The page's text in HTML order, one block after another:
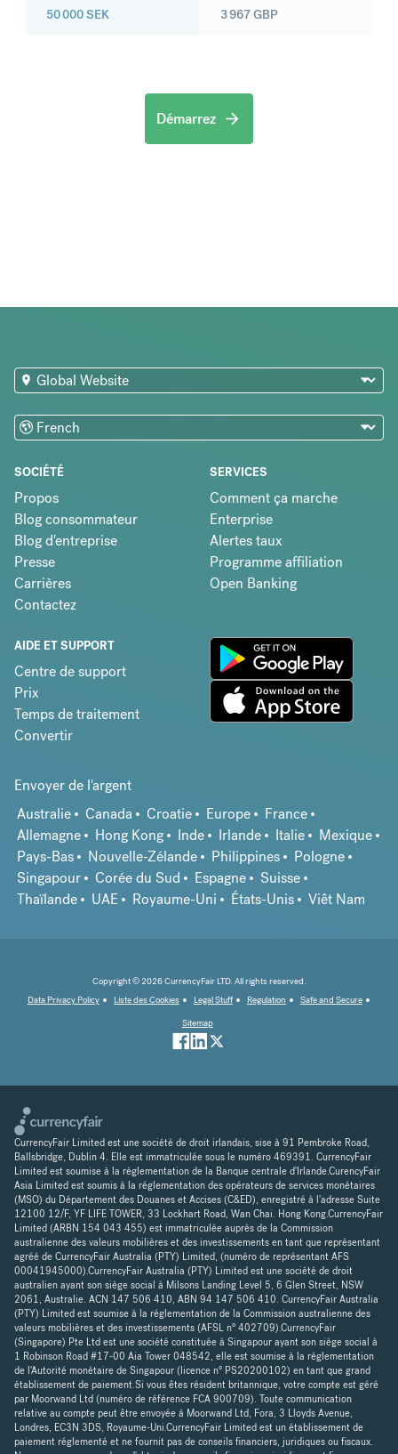
50 000SEK 3 967GBP
Démarrez
SOCIÉTÉ
Propos
Blog consommateur
Blog d'entreprise
Presse
Carrières
Contactez
SERVICES
Comment ça marche
Enterprise
Alertes taux
Programme affiliation
Open Banking
AIDE ET SUPPORT
Centre de support
Prix
Temps de traitement
Convertir
Envoyer de l'argent
Australie
Canada Croatie Europe
France
Allemagne
Hong Kong Inde Irlande Italie
Mexique
Pays-Bas
Nouvelle-Zélande Philippines
Pologne
Singapour
Corée du Sud Espagne
Suisse
Thaïlande
UAE Royaume-Uni États-Unis Viêt Nam
Copyright © 2026 CurrencyFair LTD. All rights reserved.
Data Privacy Policy
Liste des Cookies Legal Stuff Regulation
Safe and Secure
Sitemap
CurrencyFair Limited est une société de droit irlandais, sise à 91 Pembroke Road,
Ballsbridge, Dublin 4. Elle est immatriculée sous le numéro 469391. CurrencyFair
Limited est soumise à la réglementation de la Banque centrale d'Irlande.CurencyFair
Asia Limited est soumis à la réglementation des opérateurs de services monétaires
(MSO) du Département des Douanes et Accises (C&ED), enregistré à l'adresse Suite
12100 12/F, YF LIFE TOWER, 33 Lockhart Road, Wan Chai. Hong Kong.CurrencyFair
Limited (ARBN 154 043 455) est immatriculée auprès de la Commission
australienne des valeurs mobilières et des investissements en tant que représentant
agréé de CurrencyFair Australia (PTY) Limited, (numéro de représentant AFS
00041945000).CurrencyFair Australia (PTY) Limited est une société de droit
australien ayant son siège social à Milsons Landing Level 5, 6 Glen Street, NSW
2061, Australie. ACN 147 506 410, ABN 94 147 506 410. CurrencyFair Australia
(PTY) Limited est soumise à la réglementation de la Commission australienne des
valeurs mobilières et des investissements (AFSL n° 402709).CurrencyFair
(Singapore) Pte Ltd est une société constituée à Singapour ayant son siège social à
1 Robinson Road #17-00 Aia Tower 048542, elle est soumise à la réglementation
de l'Autorité monétaire de Singapour (licence n° PS20200102) en tant que grand
établissement de paiement.Si vous êtes résident britannique, votre compte est géré
par Moorwand Ltd (numéro de référence FCA 900709). Toute communication
relative au compte peut être envoyée à Moorwand Ltd, Fora, 3 Lloyds Avenue,
Londres, EC3N 3DS, Royaume-Uni.CurrencyFair Limited est un établissement de
paiement réglementé et ne fournit pas de conseils financiers, juridiques ou fiscaux.